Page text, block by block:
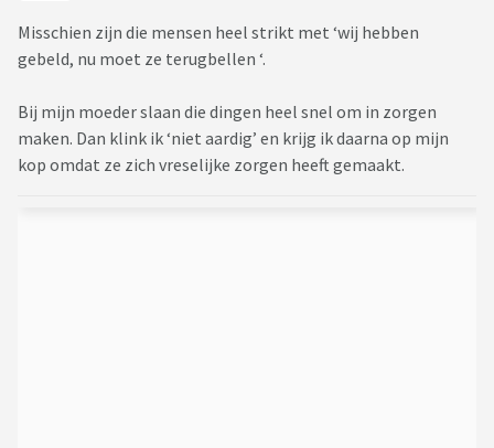
Misschien zijn die mensen heel strikt met ‘wij hebben
gebeld, nu moet ze terugbellen ‘.
Bij mijn moeder slaan die dingen heel snel om in zorgen
maken. Dan klink ik ‘niet aardig’ en krijg ik daarna op mijn
kop omdat ze zich vreselijke zorgen heeft gemaakt.